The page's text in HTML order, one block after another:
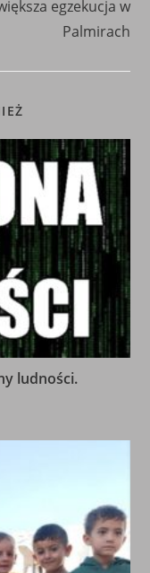
egzekucja w
Palmirach
ludności.